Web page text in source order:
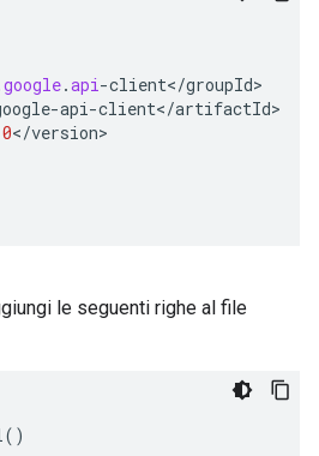
google.api-client</groupId
-api-client</artifactId
</version
le seguenti righe al file
()